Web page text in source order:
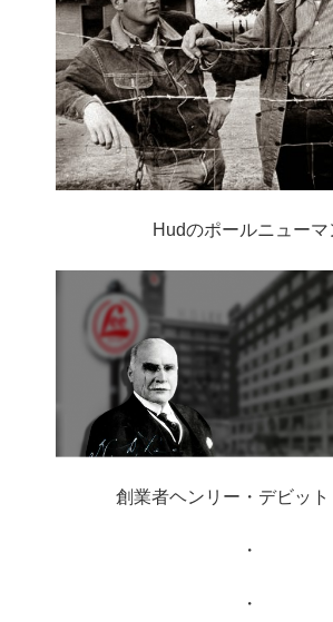
Hudのポールニューマ
創業者ヘンリー・デビット
・
・